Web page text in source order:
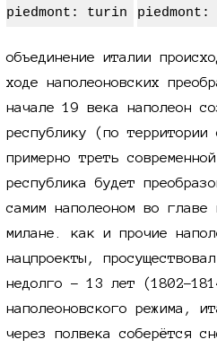
объединение италии
ходе наполеоновских
начале 19 века наполеон
республику (по территории
примерно треть
республика будет
самим наполеоном во
милане. как и прочие
нацпроекты,
недолго - 13 лет (1802-
наполеоновского режима,
через полвека соберётся